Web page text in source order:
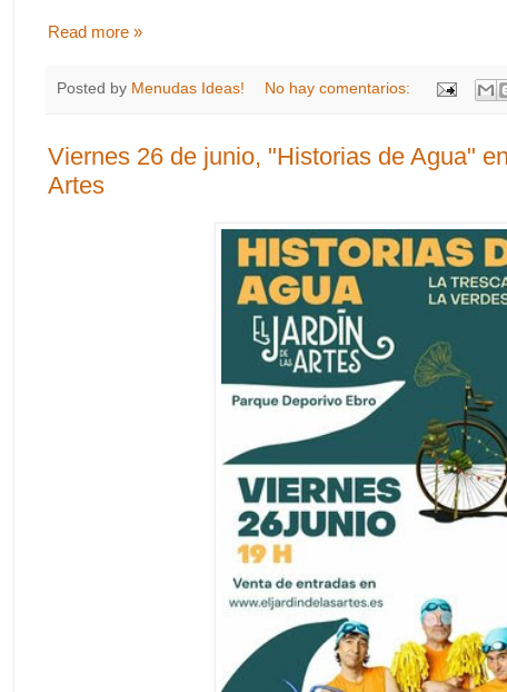
Read more »
Posted by Menudas Ideas! No hay comentarios:
Viernes 26 de junio, "Historias de Agua"
Artes